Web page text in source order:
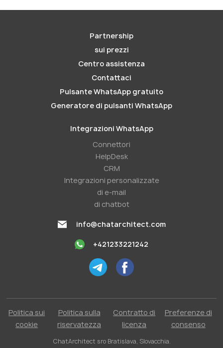
Partnership
sui prezzi
Centro assistenza
Contattaci
Pulsante WhatsApp gratuito
Generatore di pulsanti WhatsApp
Integrazioni WhatsApp
Connettori
HelpDesk
CRM
Integrazioni personalizzate
di e-mail
di chatbot
info@chatarchitect.com
+421233221242
Politica sui
cookie
Politica sulla
riservatezza
Contratto di
licenza
Preferenze di
consenso
ChatArchitect sro Bratislava, Slovacchia.